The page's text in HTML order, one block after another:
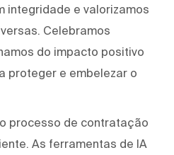
integridade e valorizamos
Celebramos
do impacto positivo
proteger e embelezar o
processo de contratação
As ferramentas de IA